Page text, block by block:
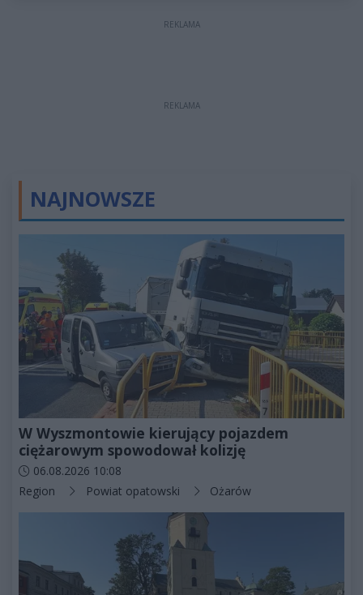
REKLAMA
REKLAMA
NAJNOWSZE
W Wyszmontowie kierujący pojazdem
ciężarowym spowodował kolizję
Data dodania artykułu:
06.08.2026 10:08
Kategorie artykułu:
Region Powiat opatowski Ożarów